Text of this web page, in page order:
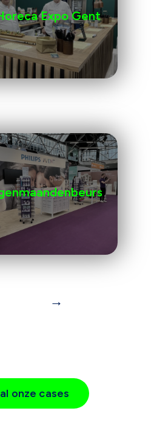
Expo Gent
→
onze cases